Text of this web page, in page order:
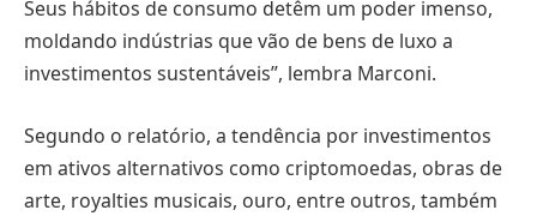
Seus hábitos de consumo detêm um poder imenso,
moldando indústrias que vão de bens de luxo a
investimentos sustentáveis”, lembra Marconi.
Segundo o relatório, a tendência por investimentos
em ativos alternativos como criptomoedas, obras de
arte, royalties musicais, ouro, entre outros, também